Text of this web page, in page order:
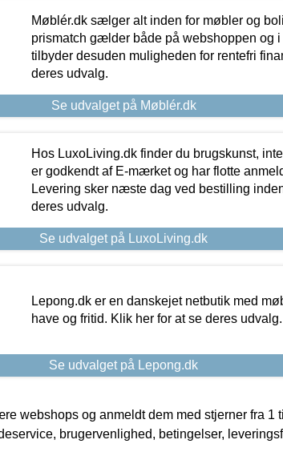
Møblér.dk sælger alt inden for møbler og
prismatch gælder både på webshoppen og i
tilbyder desuden muligheden for rentefri
deres udvalg.
Se udvalget på Møblér.dk
Hos LuxoLiving.dk finder du brugskunst,
er godkendt af E-mærket og har flotte
Levering sker næste dag ved bestilling
deres udvalg.
Se udvalget på LuxoLiving.dk
Lepong.dk er en danskejet netbutik med
have og fritid. Klik her for at se deres udvalg.
Se udvalget på Lepong.dk
webshops og anmeldt dem med stjerner fra 1
brugervenlighed, betingelser,